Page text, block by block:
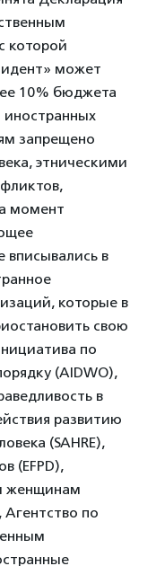
которой
может
10% бюджета
иностранных
запрещено
этническими
момент
в
которые в
свою
по
(AIDWO),
в
развитию
(SAHRE),
(EFPD),
женщинам
по